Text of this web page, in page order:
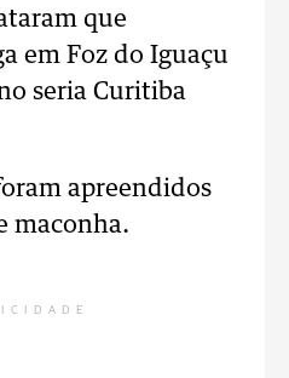
que
em Foz do Iguaçu
seria Curitiba
apreendidos
maconha.